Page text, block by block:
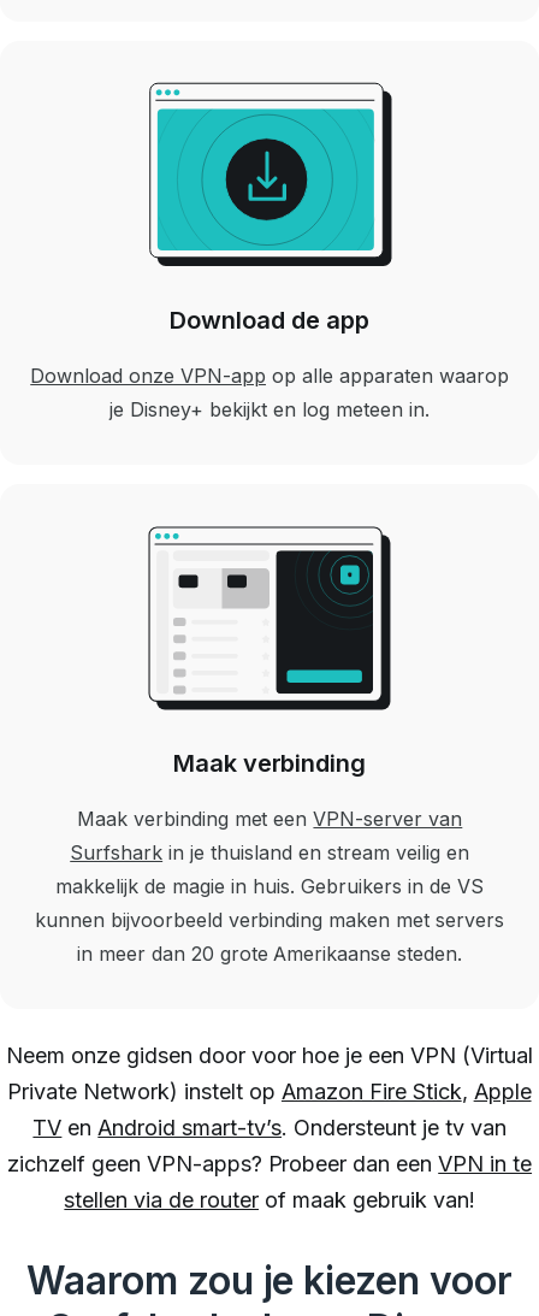
Download de app
Download onze VPN-app op alle apparaten waarop
je Disney+ bekijkt en log meteen in.
Maak verbinding
Maak verbinding met eenVPN-server van
Surfshark in je thuisland en stream veilig en
makkelijk de magie in huis. Gebruikers in de VS
kunnen bijvoorbeeld verbinding maken met servers
in meer dan 20 grote Amerikaanse steden.
Neem onze gidsen door voor hoe je een VPN (Virtual
Private Network) instelt op Amazon Fire Stick, Apple
TV enAndroid smart-tv’s. Ondersteunt je tv van
zichzelf geen VPN-apps? Probeer dan eenVPN in te
stellen via de router of maak gebruik van!
Waarom zou je kiezen voor